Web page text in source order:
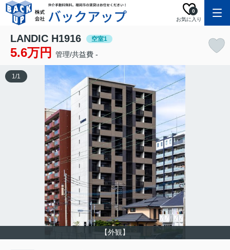
お気に入り
0
LANDIC H1916 空室1
5.6万円 管理/共益費 -
【外観】
1/1